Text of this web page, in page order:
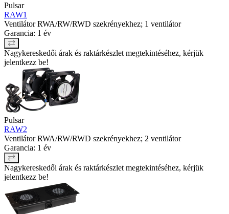
Pulsar
RAW1
Ventilátor RWA/RW/RWD szekrényekhez; 1 ventilátor
Garancia: 1 év
Nagykereskedői árak és raktárkészlet megtekintéséhez, kérjük
jelentkezz be!
Pulsar
RAW2
Ventilátor RWA/RW/RWD szekrényekhez; 2 ventilátor
Garancia: 1 év
Nagykereskedői árak és raktárkészlet megtekintéséhez, kérjük
jelentkezz be!